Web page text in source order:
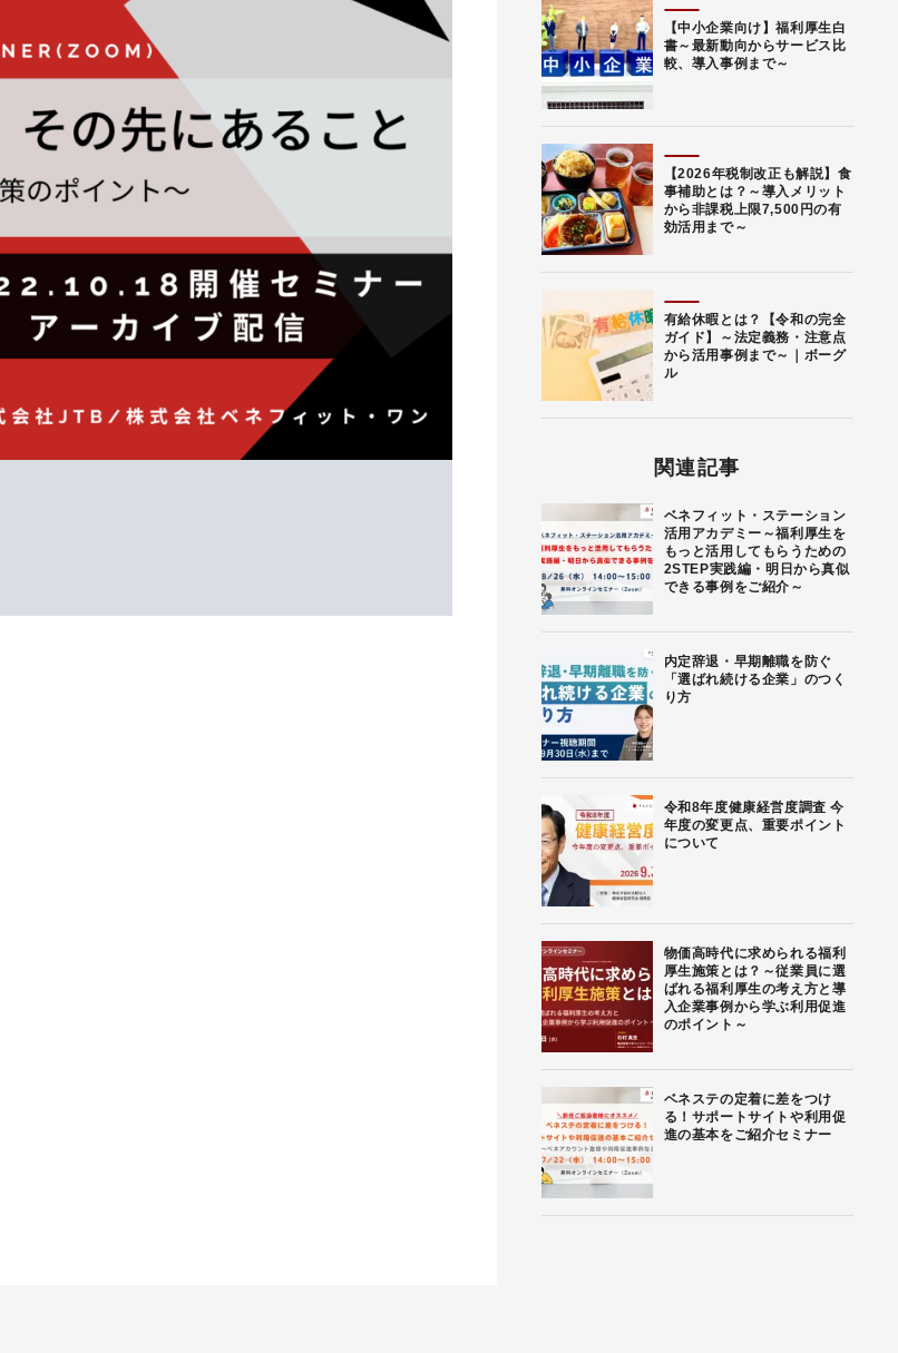
【中小企業向け】福利厚生白
書～最新動向からサービス比
較、導入事例まで～
【2026年税制改正も解説】食
事補助とは？～導入メリット
から非課税上限7,500円の有
効活用まで～
有給休暇とは？【令和の完全
ガイド】～法定義務・注意点
から活用事例まで～｜ボーグ
ル
関連記事
ベネフィット・ステーション
活用アカデミー～福利厚生を
もっと活用してもらうための
2STEP実践編・明日から真似
できる事例をご紹介～
内定辞退・早期離職を防ぐ
「選ばれ続ける企業」のつく
り方
令和8年度健康経営度調査 今
年度の変更点、重要ポイント
について
物価高時代に求められる福利
厚生施策とは？～従業員に選
ばれる福利厚生の考え方と導
入企業事例から学ぶ利用促進
のポイント～
ベネステの定着に差をつけ
る！サポートサイトや利用促
進の基本をご紹介セミナー